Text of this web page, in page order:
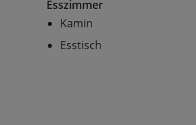
Esszimmer
Kamin
Esstisch